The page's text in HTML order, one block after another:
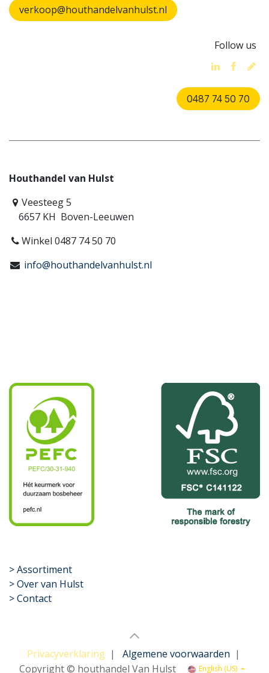
verkoop@houthandelvanhulst.nl
Follow us
0487 74 50 70
Houthandel van Hulst
Veesteeg 5
6657 KH Boven-Leeuwen
Winkel 0487 74 50 70
info@houthandelvanhulst.nl
​>Assortiment
> Over van Hulst
> Contact
Privacyverklaring| Algemene voorwaarden |
Copyright © houthandel Van Hulst
English (US)